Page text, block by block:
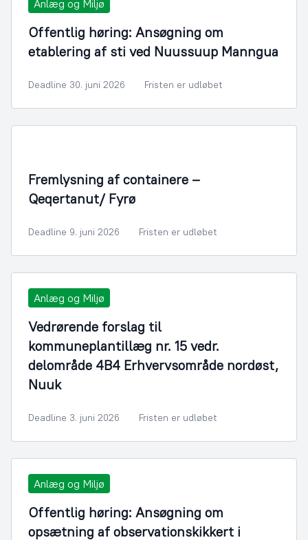
Anlæg og Miljø
Offentlig høring: Ansøgning om
etablering af sti ved Nuussuup Manngua
Deadline 30. juni 2026 Fristen er udløbet
Fremlysning af containere –
Qeqertanut/ Fyrø
Deadline 9. juni 2026 Fristen er udløbet
Anlæg og Miljø
Vedrørende forslag til
kommuneplantillæg nr. 15 vedr.
delområde 4B4 Erhvervsområde nordøst,
Nuuk
Deadline 3. juni 2026 Fristen er udløbet
Anlæg og Miljø
Offentlig høring: Ansøgning om
opsætning af observationskikkert i